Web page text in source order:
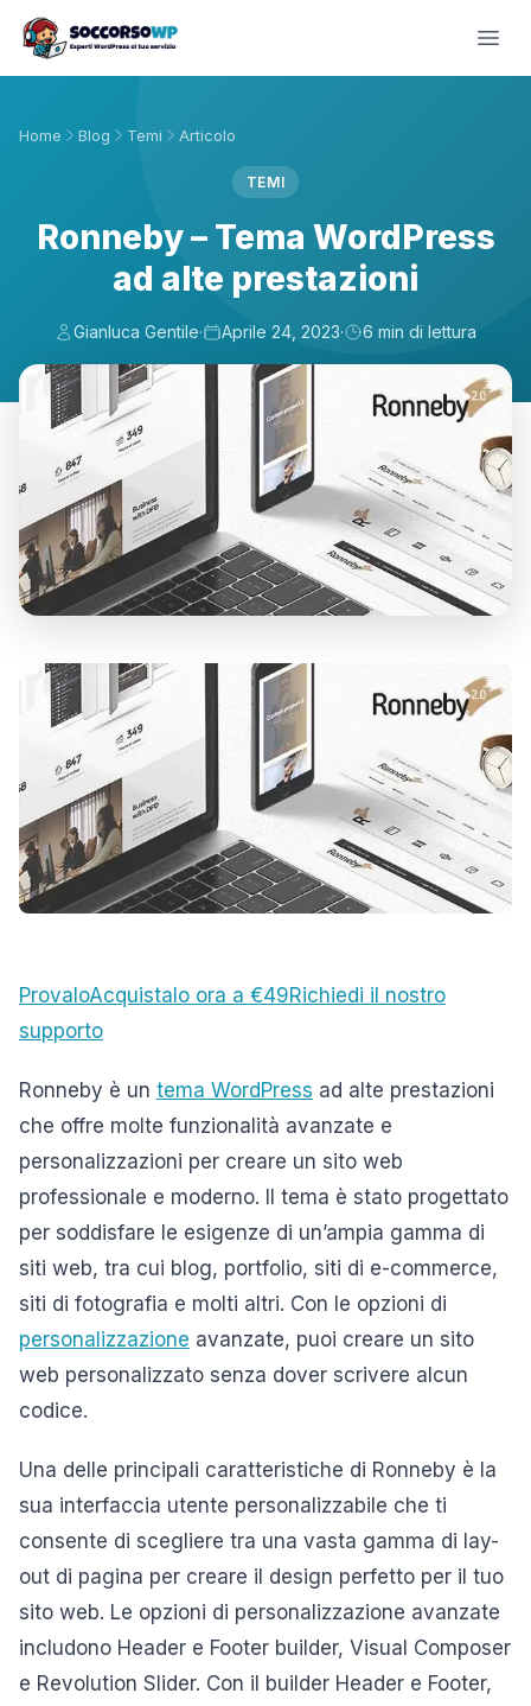
Home Blog Temi Articolo
TEMI
Ronneby – Tema WordPress
ad alte prestazioni
Gianluca Gentile· Aprile 24, 2023· 6 min di lettura
ProvaloAcquistalo ora a €49Richiedi il nostro
supporto
Ronneby è un tema WordPress ad alte prestazioni
che offre molte funzionalità avanzate e
personalizzazioni per creare un sito web
professionale e moderno. Il tema è stato progettato
per soddisfare le esigenze di un’ampia gamma di
siti web, tra cui blog, portfolio, siti di e-commerce,
siti di fotografia e molti altri. Con le opzioni di
personalizzazione avanzate, puoi creare un sito
web personalizzato senza dover scrivere alcun
codice.
Una delle principali caratteristiche di Ronneby è la
sua interfaccia utente personalizzabile che ti
consente di scegliere tra una vasta gamma di lay-
out di pagina per creare il design perfetto per il tuo
sito web. Le opzioni di personalizzazione avanzate
includono Header e Footer builder, Visual Composer
e Revolution Slider. Con il builder Header e Footer,